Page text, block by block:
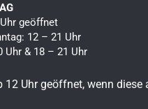
e
b
o
o
a
g
r
geöffnet
12 – 21 Uhr
Uhr & 18 – 21 Uhr
12 Uhr geöffnet, wenn diese